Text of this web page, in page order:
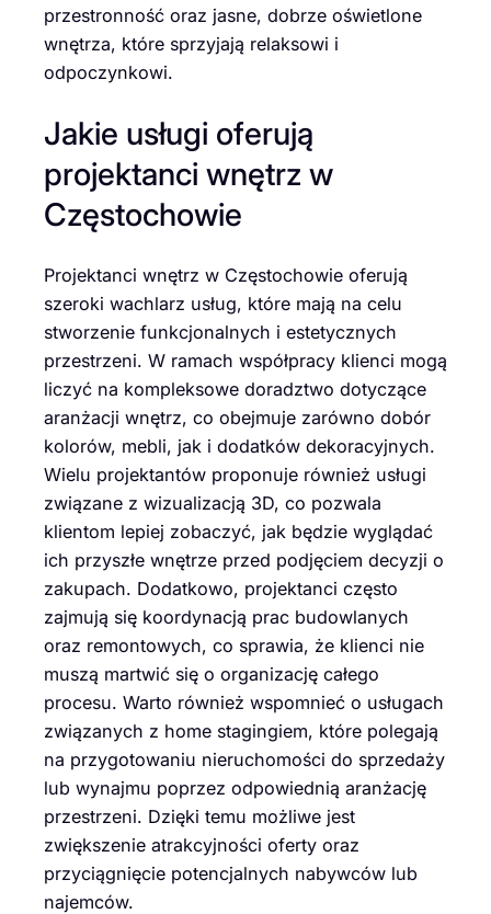
przestronność oraz jasne, dobrze oświetlone
wnętrza, które sprzyjają relaksowi i
odpoczynkowi.
Jakie usługi oferują
projektanci wnętrz w
Częstochowie
Projektanci wnętrz w Częstochowie oferują
szeroki wachlarz usług, które mają na celu
stworzenie funkcjonalnych i estetycznych
przestrzeni. W ramach współpracy klienci mogą
liczyć na kompleksowe doradztwo dotyczące
aranżacji wnętrz, co obejmuje zarówno dobór
kolorów, mebli, jak i dodatków dekoracyjnych.
Wielu projektantów proponuje również usługi
związane z wizualizacją 3D, co pozwala
klientom lepiej zobaczyć, jak będzie wyglądać
ich przyszłe wnętrze przed podjęciem decyzji o
zakupach. Dodatkowo, projektanci często
zajmują się koordynacją prac budowlanych
oraz remontowych, co sprawia, że klienci nie
muszą martwić się o organizację całego
procesu. Warto również wspomnieć o usługach
związanych z home stagingiem, które polegają
na przygotowaniu nieruchomości do sprzedaży
lub wynajmu poprzez odpowiednią aranżację
przestrzeni. Dzięki temu możliwe jest
zwiększenie atrakcyjności oferty oraz
przyciągnięcie potencjalnych nabywców lub
najemców.